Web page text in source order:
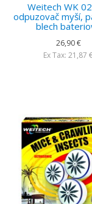
Weitech WK
odpuzovač myší,
blech
26,90 €
Ex Tax: 21,87